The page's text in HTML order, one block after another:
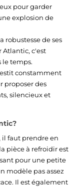
pour garder
explosion de
robustesse de ses
Atlantic, c'est
le temps.
constamment
proposer des
silencieux et
faut prendre en
pièce à refroidir est
pour une petite
modèle pas assez
Il est également